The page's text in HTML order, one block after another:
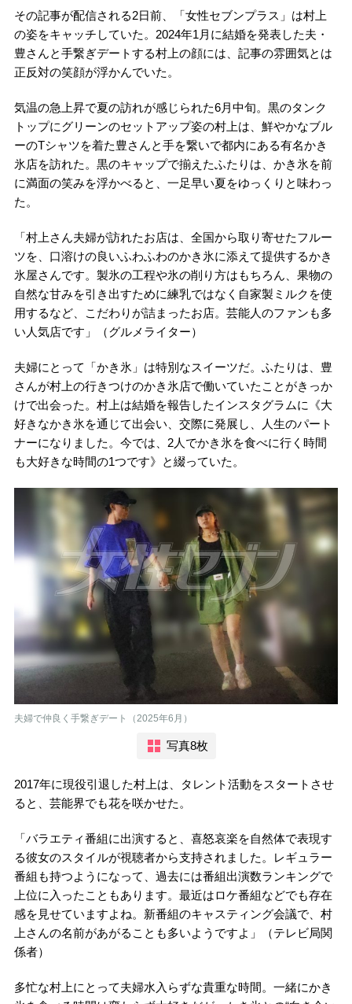
その記事が配信される2日前、「女性セブンプラス」は村上
の姿をキャッチしていた。2024年1月に結婚を発表した夫・
豊さんと手繋ぎデートする村上の顔には、記事の雰囲気とは
正反対の笑顔が浮かんでいた。
気温の急上昇で夏の訪れが感じられた6月中旬。黒のタンク
トップにグリーンのセットアップ姿の村上は、鮮やかなブル
ーのTシャツを着た豊さんと手を繋いで都内にある有名かき
氷店を訪れた。黒のキャップで揃えたふたりは、かき氷を前
に満面の笑みを浮かべると、一足早い夏をゆっくりと味わっ
た。
「村上さん夫婦が訪れたお店は、全国から取り寄せたフルー
ツを、口溶けの良いふわふわのかき氷に添えて提供するかき
氷屋さんです。製氷の工程や氷の削り方はもちろん、果物の
自然な甘みを引き出すために練乳ではなく自家製ミルクを使
用するなど、こだわりが詰まったお店。芸能人のファンも多
い人気店です」（グルメライター）
夫婦にとって「かき氷」は特別なスイーツだ。ふたりは、豊
さんが村上の行きつけのかき氷店で働いていたことがきっか
けで出会った。村上は結婚を報告したインスタグラムに《大
好きなかき氷を通じて出会い、交際に発展し、人生のパート
ナーになりました。今では、2人でかき氷を食べに行く時間
も大好きな時間の1つです》と綴っていた。
夫婦で仲良く手繋ぎデート（2025年6月）
写真8枚
2017年に現役引退した村上は、タレント活動をスタートさせ
ると、芸能界でも花を咲かせた。
「バラエティ番組に出演すると、喜怒哀楽を自然体で表現す
る彼女のスタイルが視聴者から支持されました。レギュラー
番組も持つようになって、過去には番組出演数ランキングで
上位に入ったこともあります。最近はロケ番組などでも存在
感を見せていますよね。新番組のキャスティング会議で、村
上さんの名前があがることも多いようですよ」（テレビ局関
係者）
多忙な村上にとって夫婦水入らずな貴重な時間。一緒にかき